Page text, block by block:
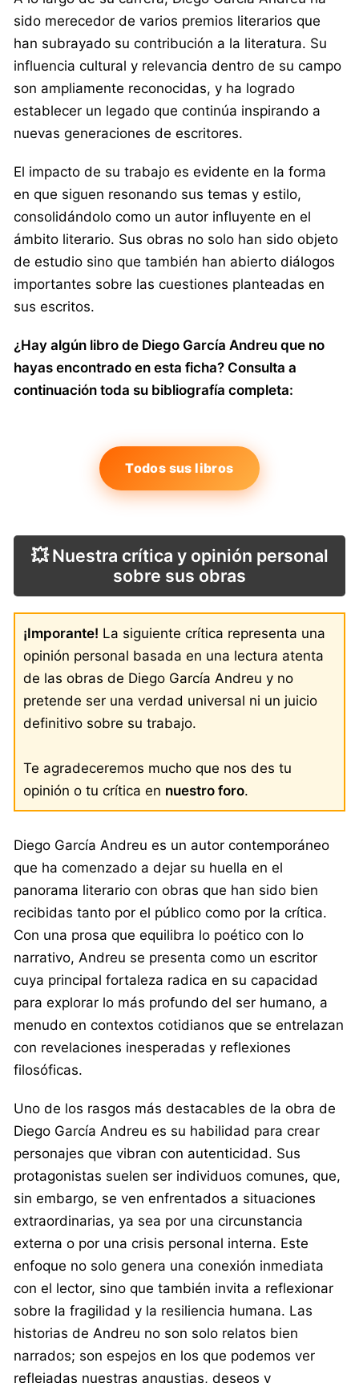
sido merecedor de varios premios literarios que
han subrayado su contribución a la literatura. Su
influencia cultural y relevancia dentro de su campo
son ampliamente reconocidas, y ha logrado
establecer un legado que continúa inspirando a
nuevas generaciones de escritores.
El impacto de su trabajo es evidente en la forma
en que siguen resonando sus temas y estilo,
consolidándolo como un autor influyente en el
ámbito literario. Sus obras no solo han sido objeto
de estudio sino que también han abierto diálogos
importantes sobre las cuestiones planteadas en
sus escritos.
¿Hay algún libro de Diego García Andreu que no
hayas encontrado en esta ficha? Consulta a
continuación toda su bibliografía completa:
Todos sus libros
💥 Nuestra crítica y opinión personal
sobre sus obras
¡Imporante! La siguiente crítica representa una
opinión personal basada en una lectura atenta
de las obras de Diego García Andreu y no
pretende ser una verdad universal ni un juicio
definitivo sobre su trabajo.
Te agradeceremos mucho que nos des tu
opinión o tu crítica en nuestro foro.
Diego García Andreu es un autor contemporáneo
que ha comenzado a dejar su huella en el
panorama literario con obras que han sido bien
recibidas tanto por el público como por la crítica.
Con una prosa que equilibra lo poético con lo
narrativo, Andreu se presenta como un escritor
cuya principal fortaleza radica en su capacidad
para explorar lo más profundo del ser humano, a
menudo en contextos cotidianos que se entrelazan
con revelaciones inesperadas y reflexiones
filosóficas.
Uno de los rasgos más destacables de la obra de
Diego García Andreu es su habilidad para crear
personajes que vibran con autenticidad. Sus
protagonistas suelen ser individuos comunes, que,
sin embargo, se ven enfrentados a situaciones
extraordinarias, ya sea por una circunstancia
externa o por una crisis personal interna. Este
enfoque no solo genera una conexión inmediata
con el lector, sino que también invita a reflexionar
sobre la fragilidad y la resiliencia humana. Las
historias de Andreu no son solo relatos bien
narrados; son espejos en los que podemos ver
reflejadas nuestras angustias, deseos y